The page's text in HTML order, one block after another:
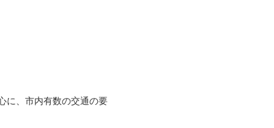
に、市内有数の交通の要